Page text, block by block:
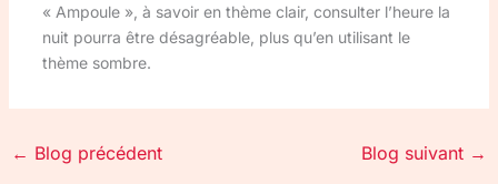
« Ampoule », à savoir en thème clair, consulter l’heure la
nuit pourra être désagréable, plus qu’en utilisant le
thème sombre.
← Blog précédent Blog suivant →